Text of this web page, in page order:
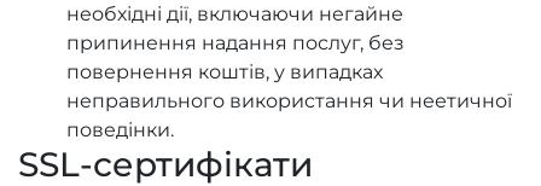
необхідні дії, включаючи негайне
припинення надання послуг, без
повернення коштів, у випадках
неправильного використання чи неетичної
поведінки.
SSL-сертифікати